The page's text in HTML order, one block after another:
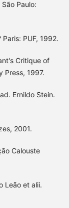
Paulo:
Paris: PUF, 1992.
Critique of
Press, 1997.
Ernildo Stein.
2001.
Calouste
Leão et alii.